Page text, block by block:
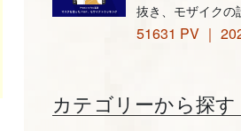
抜き、モザイクの
51631 PV ｜
カテゴリーから探す